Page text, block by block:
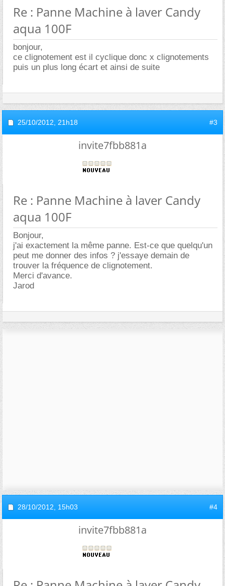
Re : Panne Machine à laver Candy
aqua 100F
bonjour,
ce clignotement est il cyclique donc x clignotements
puis un plus long écart et ainsi de suite
25/10/2012, 21h18 #3
invite7fbb881a
Re : Panne Machine à laver Candy
aqua 100F
Bonjour,
j'ai exactement la même panne. Est-ce que quelqu'un
peut me donner des infos ? j'essaye demain de
trouver la fréquence de clignotement.
Merci d'avance.
Jarod
28/10/2012, 15h03 #4
invite7fbb881a